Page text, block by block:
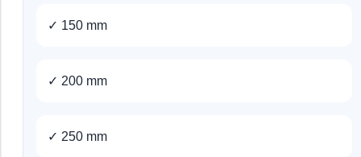
✓ 150 mm
✓ 200 mm
✓ 250 mm